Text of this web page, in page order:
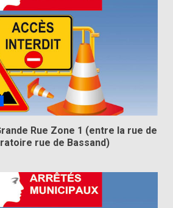
Rue Zone 1 (entre la rue de
rue de Bassand)